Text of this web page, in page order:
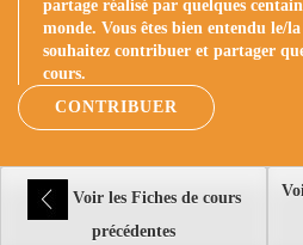
partage réalisé par quelques
monde. Vous êtes bien entendu le/
souhaitez contribuer et partager
cours.
CONTRIBUER
précédentes